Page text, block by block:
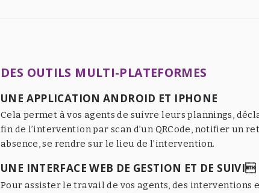
DES OUTILS MULTI-PLATEFORMES
UNE APPLICATION ANDROID ET IPHONE
Cela permet à vos agents de suivre leurs plannings,
fin de l’intervention par scan d’un QRCode, notifier un
absence, se rendre sur le lieu de l’intervention.
UNE INTERFACE WEB DE GESTION ET DE SUIVI
Pour assister le travail de vos agents, des interventions